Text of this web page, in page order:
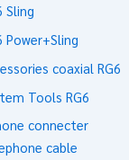
Sling
Power+Sling
coaxial RG6
Tools RG6
connecter
cable